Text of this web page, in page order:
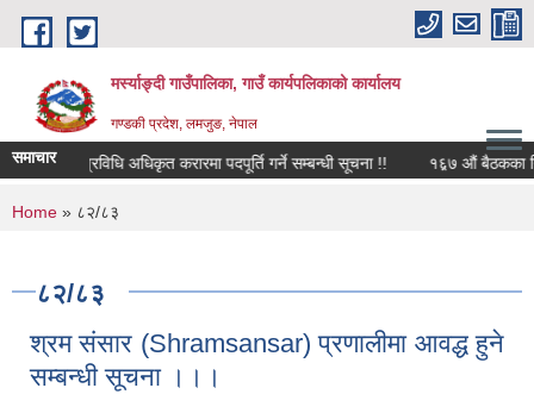
Skip to main content
मर्स्याङ्दी गाउँपालिका, गाउँ कार्यपलिकाको कार्यालय
गण्डकी प्रदेश, लमजुङ, नेपाल
समाचार
सूचना प्रविधि अधिकृत करारमा पदपूर्ति गर्ने सम्बन्धी सूचना !! १६़७ औं बैठकका
You are here
Home » ८२/८३
८२/८३
श्रम संसार (Shramsansar) प्रणालीमा आवद्ध हुने
सम्बन्धी सूचना ।।।